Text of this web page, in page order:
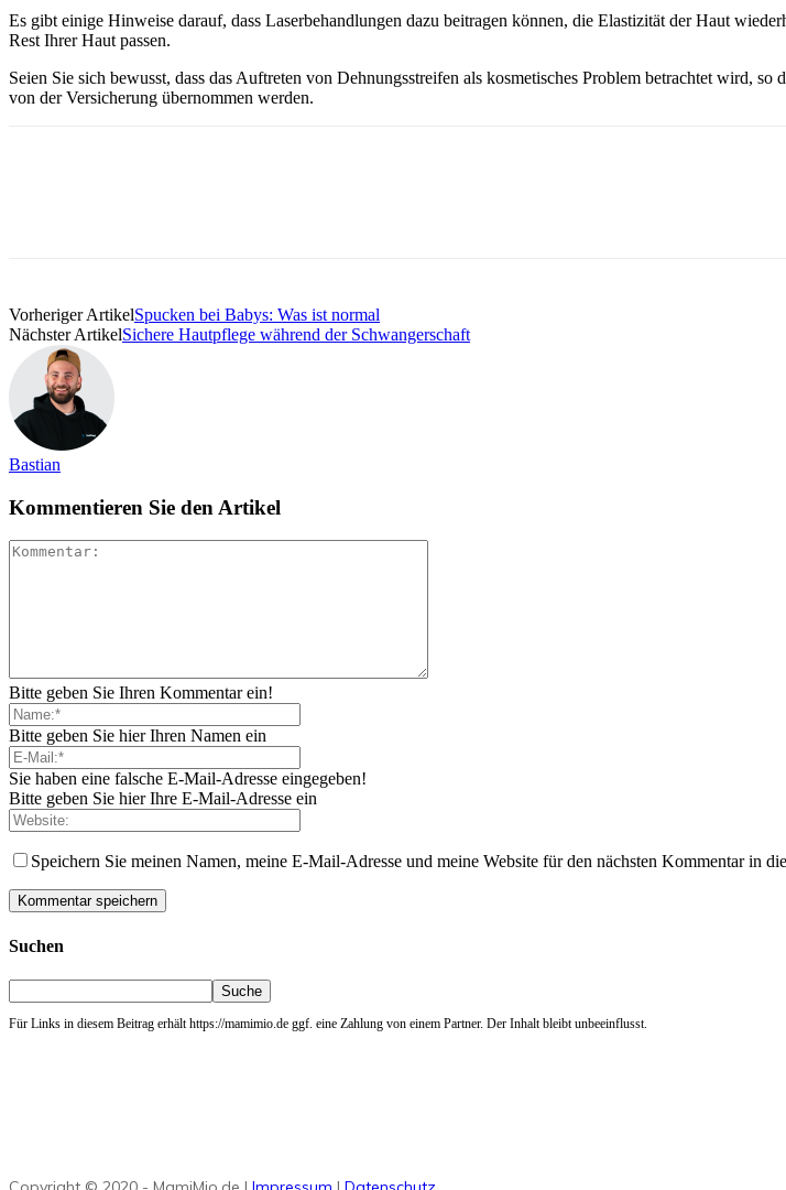
Es gibt einige Hinweise darauf, dass Laserbehandlungen dazu beitragen können, die Elastizität der Haut
Rest Ihrer Haut passen.
Seien Sie sich bewusst, dass das Auftreten von Dehnungsstreifen als kosmetisches Problem betrachtet wird,
von der Versicherung übernommen werden.
Vorheriger ArtikelSpucken bei Babys: Was ist normal
Nächster ArtikelSichere Hautpflege während der Schwangerschaft
Bastian
Kommentieren Sie den Artikel
Bitte geben Sie Ihren Kommentar ein!
Bitte geben Sie hier Ihren Namen ein
Sie haben eine falsche E-Mail-Adresse eingegeben!
Bitte geben Sie hier Ihre E-Mail-Adresse ein
Speichern Sie meinen Namen, meine E-Mail-Adresse und meine Website für den nächsten Kommentar in
Suchen
Für Links in diesem Beitrag erhält https://mamimio.de ggf. eine Zahlung von einem Partner. Der Inhalt bleibt unbeeinflusst.